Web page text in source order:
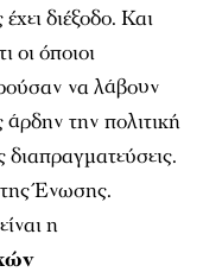
διέξοδο. Και
οι όποιοι
να λάβουν
άρδην την πολιτική
διαπραγματεύσεις.
Ένωσης.
η